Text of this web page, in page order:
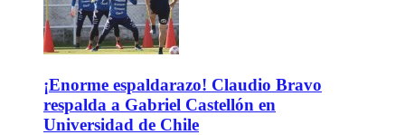
¡Enorme espaldarazo! Claudio Bravo
respalda a Gabriel Castellón en
Universidad de Chile